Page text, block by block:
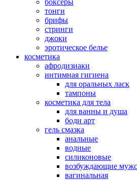
боксеры
тонги
брифы
стринги
джоки
эротическое белье
косметика
афродизиаки
интимная гигиена
для оральных ласк
тампоны
косметика для тела
для ванны и душа
боди арт
гель смазка
анальные
водные
силиконовые
возбуждающие
вагинальная